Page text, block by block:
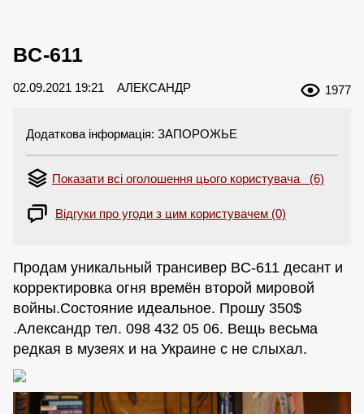
BC-611
02.09.2021 19:21 АЛЕКСАНДР 1977
Додаткова інформація: ЗАПОРОЖЬЕ
Показати всі оголошення цього користувача (6)
Відгуки про угоди з цим користувачем (0)
Продам уникальный трансивер BC-611 десант и
корректировка огня времён второй мировой
войны.Состояние идеальное. Прошу 350$
.Александр тел. 098 432 05 06. Вещь весьма
редкая в музеях и на Украине с не слыхал.